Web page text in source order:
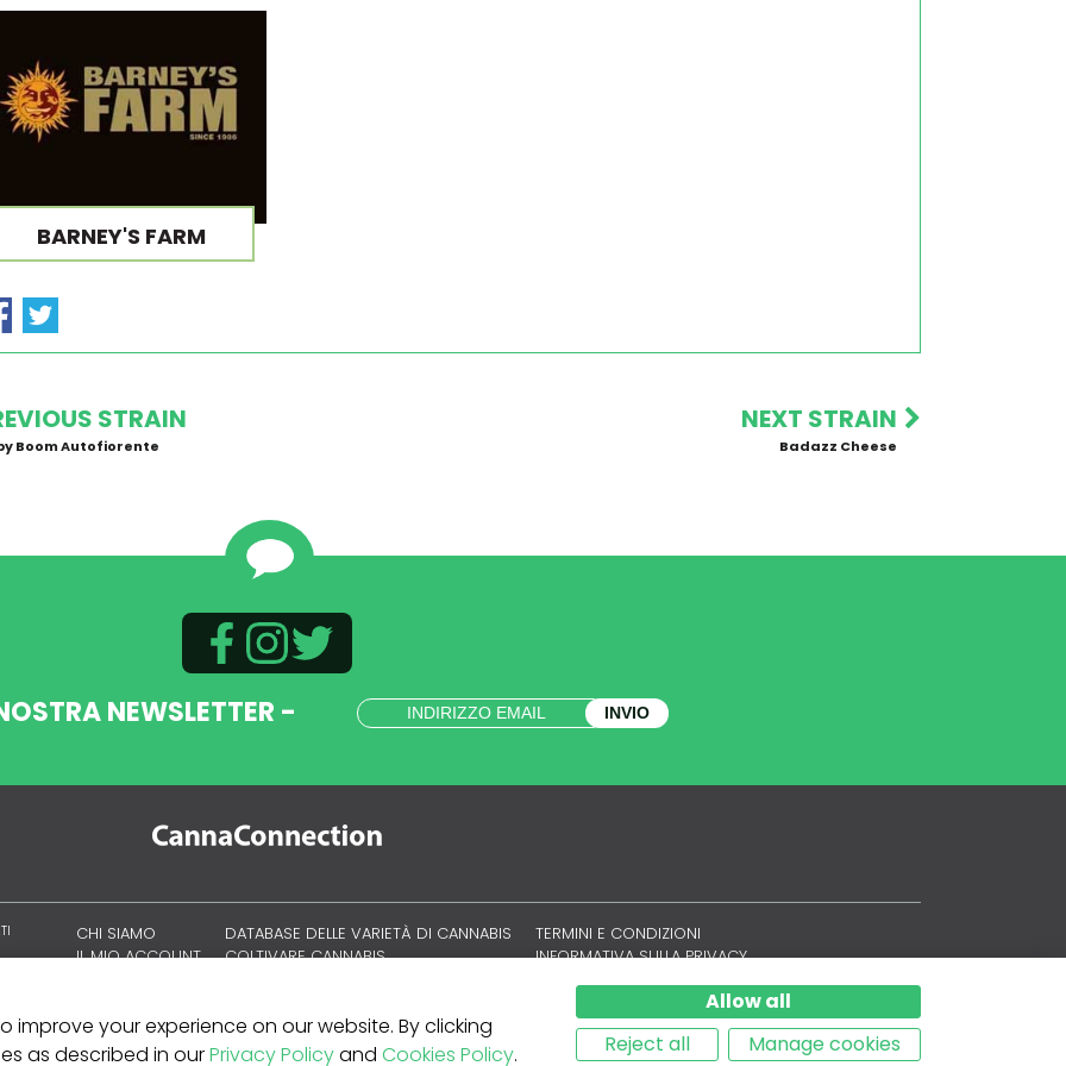
BARNEY'S FARM
STRAIN
Boom Autofiorente
NEXT STRAIN
Badazz Cheese
NEWSLETTER - INVIO
CHI SIAMO
IL MIO ACCOUNT
DATABASE DELLE VARIETÀ DI CANNABIS
COLTIVARE CANNABIS
TERMINI E CONDIZIONI
INFORMATIVA SULLA PRIVACY
improve your experience on our website. By clicking
as described in ourPrivacy Policyand Cookies Policy.
Allow all
Reject all
Manage cookies